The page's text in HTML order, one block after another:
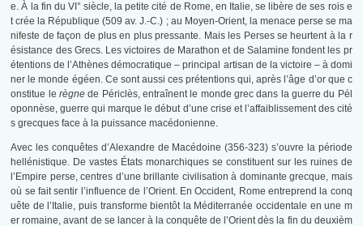
e. À la fin du VI° siècle, la petite cité de Rome, en Italie, se libère de ses rois e
t crée la République (509 av. J.-C.) ; au Moyen-Orient, la menace perse se ma
nifeste de façon de plus en plus pressante. Mais les Perses se heurtent à la r
ésistance des Grecs. Les victoires de Marathon et de Salamine fondent les pr
étentions de l’Athènes démocratique – principal artisan de la victoire – à domi
ner le monde égéen. Ce sont aussi ces prétentions qui, après l’âge d’or que c
onstitue le règnede Périclès, entraînent le monde grec dans la guerre du Pél
oponnèse, guerre qui marque le début d’une crise et l’affaiblissement des cité
s grecques face à la puissance macédonienne.
Avec les conquêtes d’Alexandre de Macédoine (356-323) s’ouvre la période
hellénistique. De vastes États monarchiques se constituent sur les ruines de
l’Empire perse, centres d’une brillante civilisation à dominante grecque, mais
où se fait sentir l’influence de l’Orient. En Occident, Rome entreprend la conq
uête de l’Italie, puis transforme bientôt la Méditerranée occidentale en une m
er romaine, avant de se lancer à la conquête de l’Orient dès la fin du deuxièm